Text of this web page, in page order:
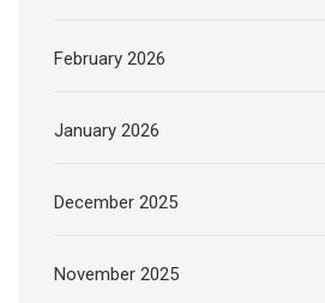
February 2026
January 2026
December 2025
November 2025